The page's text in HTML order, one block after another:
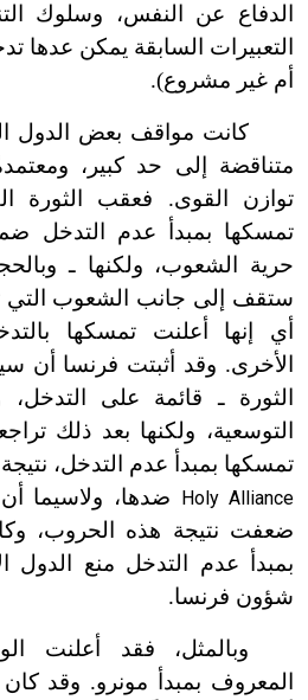
الدفاع عن النفس، وسلوك
التعبيرات السابقة يمكن عدها
أم غير مشروع).
كانت مواقف بعض الدول
متناقضة إلى حد كبير،
توازن القوى. فعقب الثورة
تمسكها بمبدأ عدم التدخل
حرية الشعوب، ولكنها ـ
ستقف إلى جانب الشعوب التي
أي إنها أعلنت تمسكها
الأخرى. وقد أثبتت فرنسا أن
الثورة ـ قائمة على التدخل،
التوسعية، ولكنها بعد ذلك
تمسكها بمبدأ عدم التدخل،
Holy Alliance
ضدها، ولاسيما
ضعفت نتيجة هذه الحروب،
بمبدأ عدم التدخل منع
شؤون فرنسا.
وبالمثل، فقد أعلنت
المعروف بمبدأ مونرو. وقد